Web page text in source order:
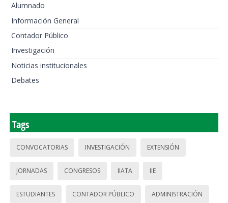
Alumnado
Información General
Contador Público
Investigación
Noticias institucionales
Debates
Tags
CONVOCATORIAS INVESTIGACIÓN EXTENSIÓN
JORNADAS CONGRESOS IIATA IIE
ESTUDIANTES CONTADOR PÚBLICO ADMINISTRACIÓN